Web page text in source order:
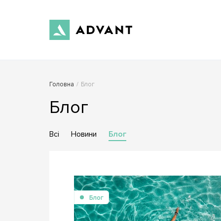
Головна / Блог
Блог
Всі Новини Блог
Блог